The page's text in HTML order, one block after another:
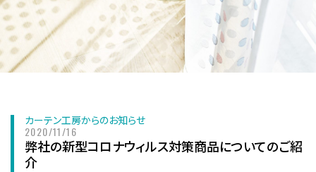
カーテン工房からのお知らせ
2020/11/16
弊社の新型コロナウィルス対策商品についてのご紹
介